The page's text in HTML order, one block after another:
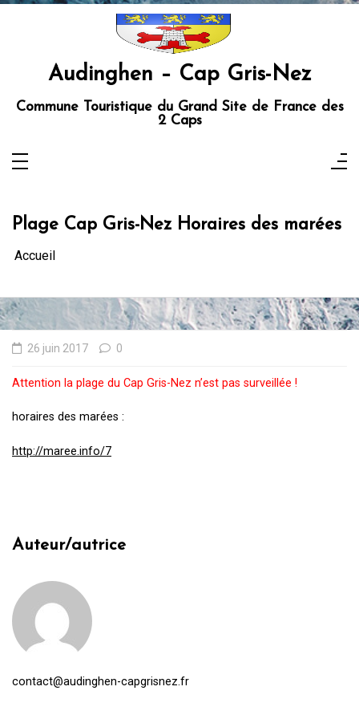
Aller
Audinghen – Cap Gris-Nez
Commune Touristique du Grand Site de France des
2 Caps
Plage Cap Gris-Nez Horaires des marées
Accueil
26 juin 2017 0
Attention la plage du Cap Gris-Nez n’est pas surveillée !
horaires des marées :
http://maree.info/7
Auteur/autrice
contact@audinghen-capgrisnez.fr